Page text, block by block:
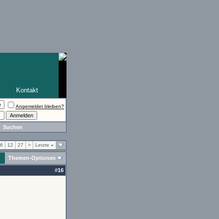
Kontakt
Angemeldet bleiben?
Suchen
6 12 27 > Letzte »
Themen-Optionen
#16